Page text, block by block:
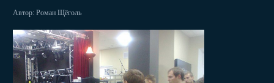
Автор: Роман Щёголь